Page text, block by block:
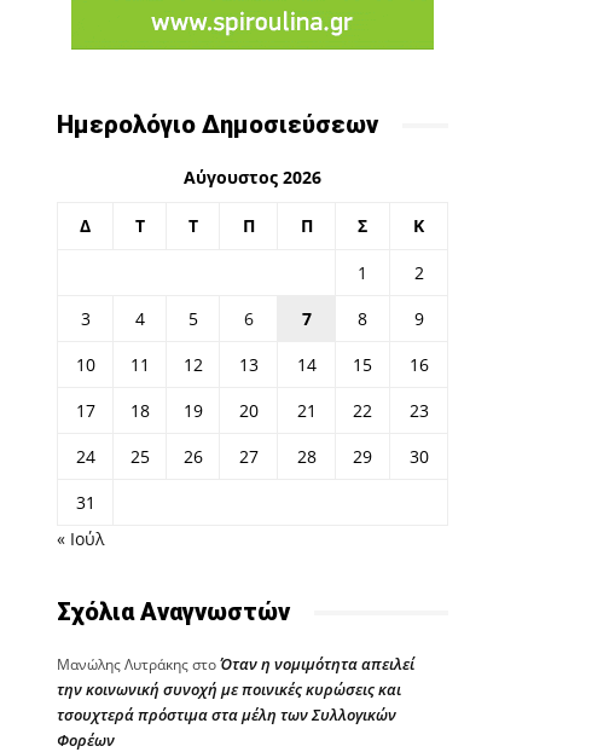
Ημερολόγιο Δημοσιεύσεων
Αύγουστος 2026
Δ Τ Τ Π Π Σ Κ
1
2
3
4 5 6 7 8
9
10
11 12 13 14 15
16
17
18 19 20 21 22
23
24
25 26 27 28 29
30
31
« Ιούλ
Σχόλια Αναγνωστών
Μανώλης ΛυτράκηςστοΌταν η νομιμότητα απειλεί
την κοινωνική συνοχή με ποινικές κυρώσεις και
τσουχτερά πρόστιμα στα μέλη των Συλλογικών
Φορέων